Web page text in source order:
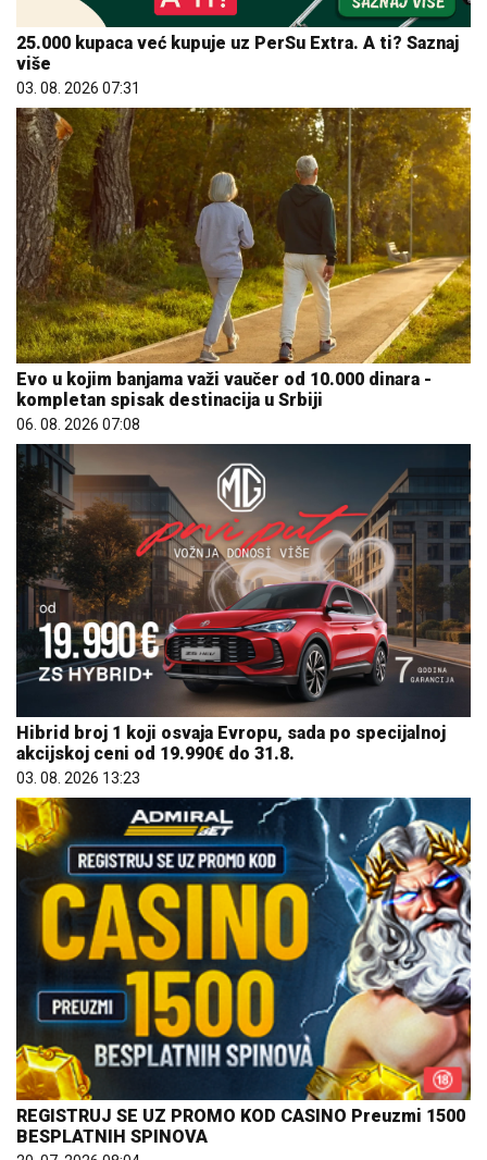
25.000 kupaca već kupuje uz PerSu Extra. A ti? Saznaj
više
03. 08. 2026 07:31
Evo u kojim banjama važi vaučer od 10.000 dinara -
kompletan spisak destinacija u Srbiji
06. 08. 2026 07:08
Hibrid broj 1 koji osvaja Evropu, sada po specijalnoj
akcijskoj ceni od 19.990€ do 31.8.
03. 08. 2026 13:23
REGISTRUJ SE UZ PROMO KOD CASINO Preuzmi 1500
BESPLATNIH SPINOVA